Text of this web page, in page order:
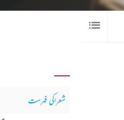
شعراکی فہرست